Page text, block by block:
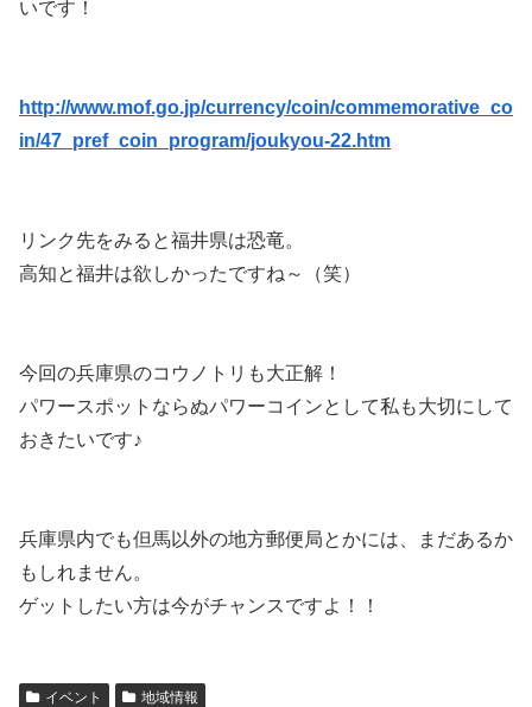
いです！
http://www.mof.go.jp/currency/coin/commemorative_co
in/47_pref_coin_program/joukyou-22.htm
リンク先をみると福井県は恐竜。
高知と福井は欲しかったですね～（笑）
今回の兵庫県のコウノトリも大正解！
パワースポットならぬパワーコインとして私も大切にして
おきたいです♪
兵庫県内でも但馬以外の地方郵便局とかには、まだあるか
もしれません。
ゲットしたい方は今がチャンスですよ！！
イベント 地域情報